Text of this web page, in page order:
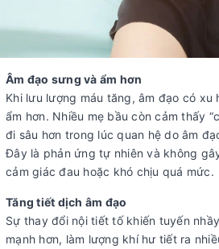
Âm đạo sưng và ẩm hơn
Khi lưu lượng máu tăng, âm đạo có xu
ẩm hơn. Nhiều mẹ bầu còn cảm thấy
đi sâu hơn trong lúc quan hệ do âm
Đây là phản ứng tự nhiên và không
cảm giác đau hoặc khó chịu quá mức.
Tăng tiết dịch âm đạo
Sự thay đổi nội tiết tố khiến tuyến
mạnh hơn, làm lượng khí hư tiết ra